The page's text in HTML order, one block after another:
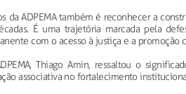
da ADPEMA também é reconhecer a
É uma trajetória marcada pela
com o acesso à justiça e a promoção
Thiago Amin, ressaltou o
associativa no fortalecimento